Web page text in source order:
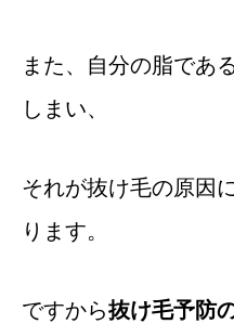
また、自分の脂であ
しまい、
それが抜け毛の原因
ります。
ですから抜け毛予防